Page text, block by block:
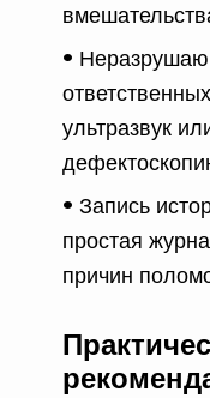
ультразвук
Запись
простая
причин